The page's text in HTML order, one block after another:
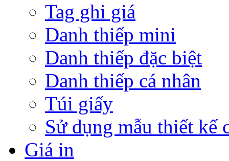
Tag ghi giá
Danh thiếp mini
Danh thiếp đặc biệt
Danh thiếp cá nhân
Túi giấy
Sử dụng mẫu thiết kế
Giá in